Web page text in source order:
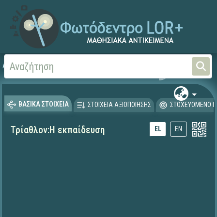
Αρχική
ΒΑΣΙΚΑ ΣΤΟΙΧΕΙΑ ΣΤΟΙΧΕΙΑ ΑΞΙΟΠΟΙΗΣΗΣ ΣΤΟΧΕΥΟΜΕΝΟ
Τρίαθλον:Η εκπαίδευση EL EN